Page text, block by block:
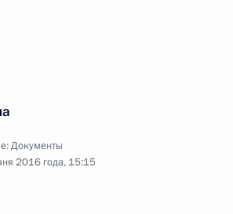
Документы
2016 года, 15:15